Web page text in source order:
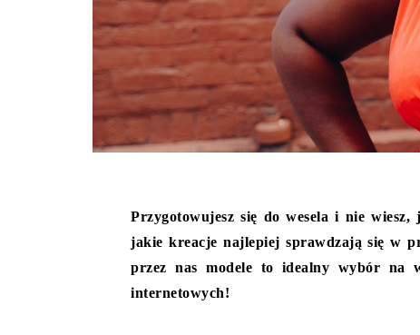
Przygotowujesz się do wesela i nie
jakie kreacje najlepiej sprawdzają się w
przez nas modele to idealny wybór na
internetowych!